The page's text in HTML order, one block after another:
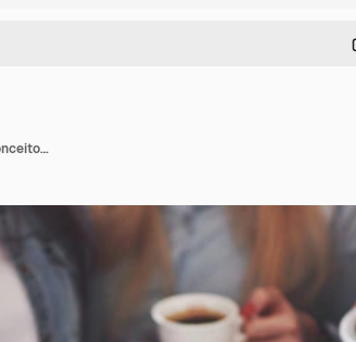
Festa do café da celebração do café do negócio da pausa para café. Conceito de Brainstorming de trabalho em equipe